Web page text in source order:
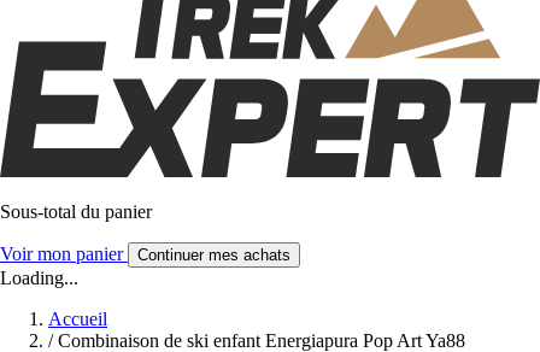
Sous-total du panier
Voir mon panier Continuer mes achats
Loading...
Accueil
/ Combinaison de ski enfant Energiapura Pop Art Ya88